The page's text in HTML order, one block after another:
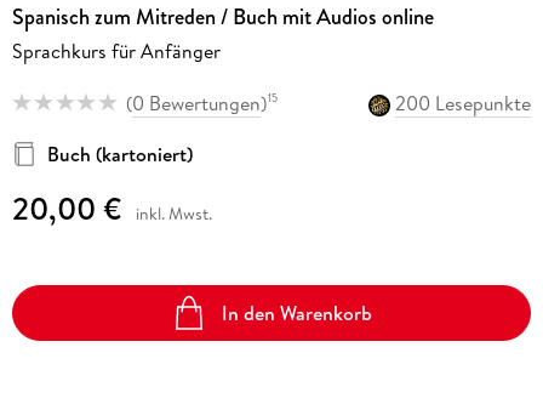
Spanisch zum Mitreden / Buch mit Audios online
Sprachkurs für Anfänger
(0 Bewertungen)15
200 Lesepunkte
Buch (kartoniert)
20,00 € inkl. Mwst.
In den Warenkorb